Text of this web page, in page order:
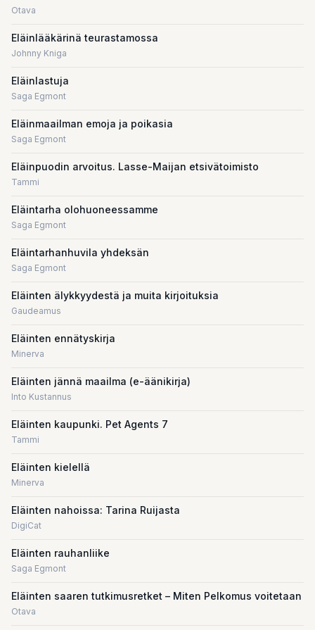
Otava
Eläinlääkärinä teurastamossa
Johnny Kniga
Eläinlastuja
Saga Egmont
Eläinmaailman emoja ja poikasia
Saga Egmont
Eläinpuodin arvoitus. Lasse-Maijan etsivätoimisto
Tammi
Eläintarha olohuoneessamme
Saga Egmont
Eläintarhanhuvila yhdeksän
Saga Egmont
Eläinten älykkyydestä ja muita kirjoituksia
Gaudeamus
Eläinten ennätyskirja
Minerva
Eläinten jännä maailma (e-äänikirja)
Into Kustannus
Eläinten kaupunki. Pet Agents 7
Tammi
Eläinten kielellä
Minerva
Eläinten nahoissa: Tarina Ruijasta
DigiCat
Eläinten rauhanliike
Saga Egmont
Eläinten saaren tutkimusretket – Miten Pelkomus voitetaan
Otava